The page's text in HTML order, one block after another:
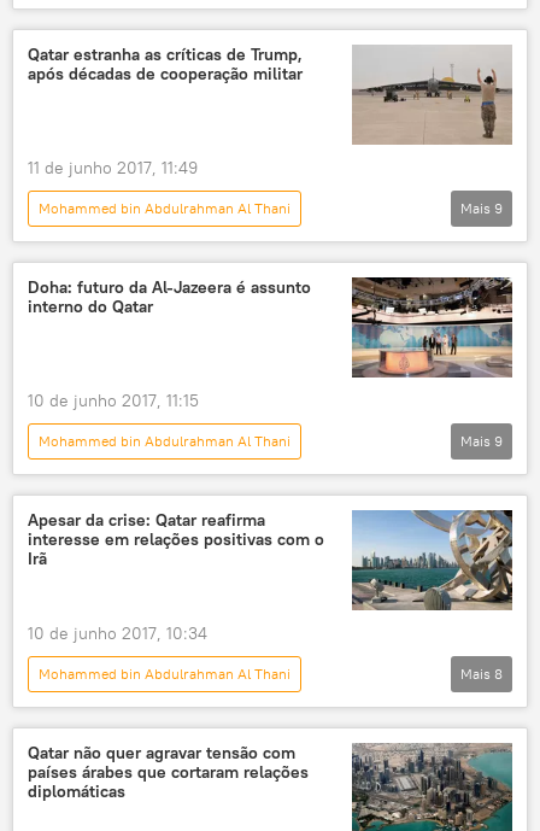
Oriente Médio e África
Mundo
Notícias
Ruptura de relações diplomáticas com Qatar
Qatar estranha as críticas de Trump,
após décadas de cooperação militar
11 de junho 2017, 11:49
Mohammed bin Abdulrahman Al Thani
Oriente Médio e África
Mundo
Notícias
Moscou
Oriente Médio
RT
RT Arabic
cooperação militar
Mais 9
Doha: futuro da Al-Jazeera é assunto
interno do Qatar
10 de junho 2017, 11:15
Mohammed bin Abdulrahman Al Thani
Oriente Médio e África
Mundo
Ruptura de relações diplomáticas com Qatar
Mais 9
Apesar da crise: Qatar reafirma
interesse em relações positivas com o
Irã
10 de junho 2017, 10:34
Mohammed bin Abdulrahman Al Thani
Oriente Médio e África
Mundo
Notícias
Ruptura de relações diplomáticas com Qatar
Mais 8
Qatar não quer agravar tensão com
países árabes que cortaram relações
diplomáticas